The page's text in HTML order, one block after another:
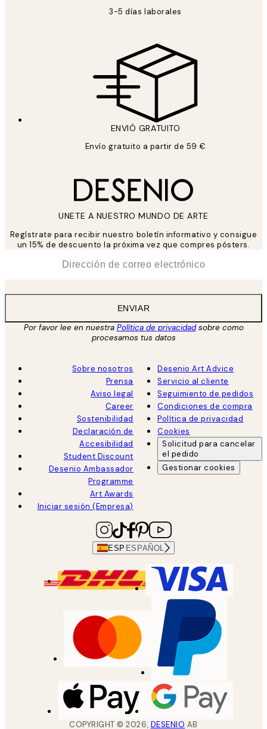
3-5 días laborales
ENVIÓ GRATUITO
Envío gratuito a partir de 59 €
UNETE A NUESTRO MUNDO DE ARTE
Regístrate para recibir nuestro boletín informativo y consigue
un 15% de descuento la próxima vez que compres pósters.
ENVIAR
Por favor lee en nuestra Política de privacidadsobre como
procesamos tus datos
Sobre nosotros
Prensa
Aviso legal
Career
Sostenibilidad
Declaración de
Accesibilidad
Student Discount
Desenio Ambassador
Programme
Art Awards
Iniciar sesión (Empresa)
Desenio Art Advice
Servicio al cliente
Seguimiento de pedidos
Condiciones de compra
Política de privacidad
Cookies
Solicitud para cancelar
el pedido
Gestionar cookies
ESP ESPAÑOL
COPYRIGHT ©2026, DESENIO AB